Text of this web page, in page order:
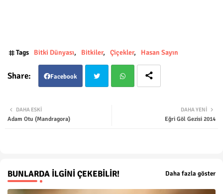
Tags Bitki Dünyası Bitkiler Çiçekler Hasan Sayın
Facebook
DAHA YENI
Eğri Göl Gezisi 2014
DAHA ESKI
Adam Otu (Mandragora)
BUNLARDA İLGINI ÇEKEBILIR! Daha fazla göster